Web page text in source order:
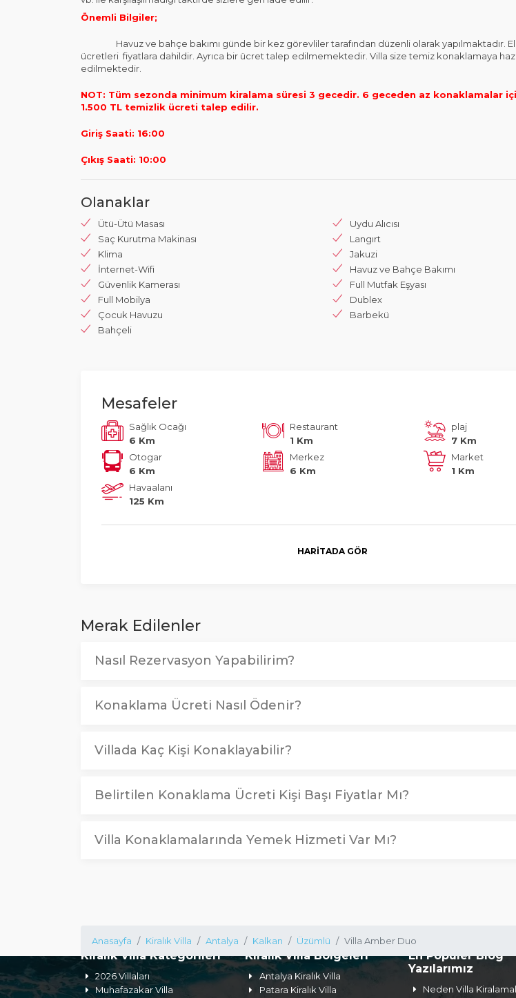
Önemli Bilgiler;
Havuz ve bahçe bakımı günde bir kez görevliler tarafından düzenli olarak yapılmaktadır.
ücretleri fiyatlara dahildir. Ayrıca bir ücret talep edilmemektedir. Villa size temiz konaklamaya
edilmektedir.
NOT: Tüm sezonda minimum kiralama süresi 3 gecedir. 6 geceden az konaklamalar
1.500 TL temizlik ücreti talep edilir.
Giriş Saati: 16:00
Çıkış Saati: 10:00
Olanaklar
Ütü-Ütü Masası
Uydu Alıcısı
Saç Kurutma Makinası
Langırt
Klima
Jakuzi
İnternet-Wifi
Havuz ve Bahçe Bakımı
Güvenlik Kamerası
Full Mutfak Eşyası
Full Mobilya
Dublex
Çocuk Havuzu
Barbekü
Bahçeli
Mesafeler
Sağlık Ocağı
6 Km
Restaurant
1 Km
plaj
7 Km
Otogar
6 Km
Merkez
6 Km
Market
1 Km
Havaalanı
125 Km
HARITADA GÖR
Merak Edilenler
Nasıl Rezervasyon Yapabilirim?
Konaklama Ücreti Nasıl Ödenir?
Villada Kaç Kişi Konaklayabilir?
Belirtilen Konaklama Ücreti Kişi Başı Fiyatlar Mı?
Villa Konaklamalarında Yemek Hizmeti Var Mı?
Anasayfa Kiralık Villa Antalya Kalkan Üzümlü Villa Amber Duo
Kiralık Villa Kategorileri
2026 Villaları
Muhafazakar Villa
Kiralık Villa Bölgeleri
Antalya Kiralık Villa
Patara Kiralık Villa
En Popüler Blog
Yazılarımız
Neden Villa